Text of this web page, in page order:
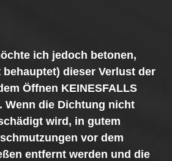
ich jedoch betonen,
dieser Verlust der
Öffnen KEINESFALLS
Wenn die Dichtung nicht
wird, in gutem
vor dem
entfernt werden und die